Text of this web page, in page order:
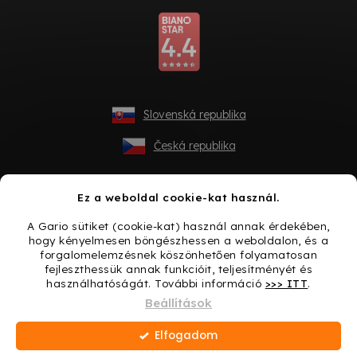
Ez a weboldal cookie-kat használ.
A Gario sütiket (cookie-kat) használ annak érdekében,
hogy kényelmesen böngészhessen a weboldalon, és a
forgalomelemzésnek köszönhetően folyamatosan
fejleszthessük annak funkcióit, teljesítményét és
használhatóságát. További információ >>> ITT.
Beállítások
Elfogadom
Slovenská republika
Česká republika
Shoptet készítette
Copyright 2026Gario.hu. Minden jog fenntartva.Süti